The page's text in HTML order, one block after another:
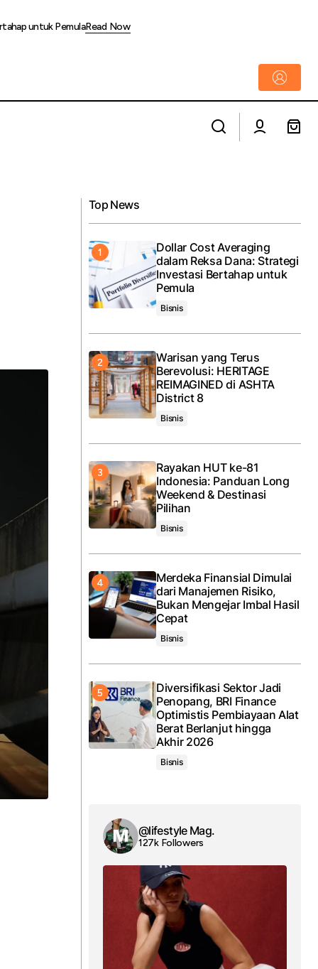
untuk PemulaRead Now
Top News
Dollar Cost Averaging
dalam Reksa Dana: Strategi
Investasi Bertahap untuk
Pemula
Bisnis
Warisan yang Terus
Berevolusi: HERITAGE
REIMAGINED di ASHTA
District 8
Bisnis
Rayakan HUT ke-81
Indonesia: Panduan Long
Weekend & Destinasi
Pilihan
Bisnis
Merdeka Finansial Dimulai
dari Manajemen Risiko,
Bukan Mengejar Imbal Hasil
Cepat
Bisnis
Diversifikasi Sektor Jadi
Penopang, BRI Finance
Optimistis Pembiayaan Alat
Berat Berlanjut hingga
Akhir 2026
Bisnis
@lifestyle Mag.
127k Followers